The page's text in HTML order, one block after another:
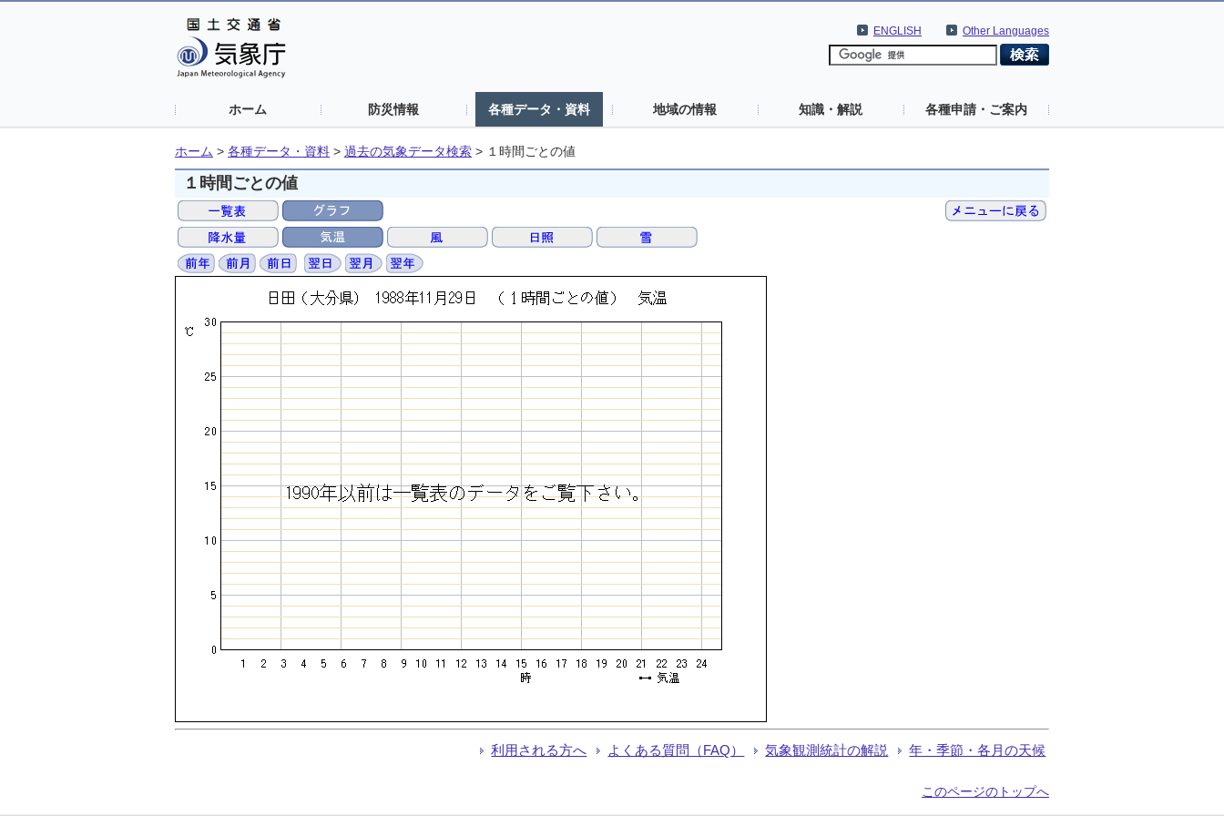
Other Languages
ENGLISH
ホーム 防災情報 各種データ・資料 地域の情報 知識・解説 各種申請・ご案内
ホーム > 各種データ・資料 > 過去の気象データ検索 > １時間ごとの値
１時間ごとの値
利用される方へ よくある質問（FAQ） 気象観測統計の解説 年・季節・各月の天候
このページのトップへ